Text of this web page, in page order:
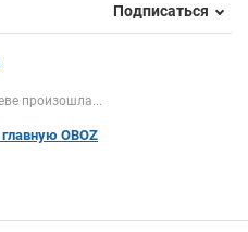
Подписаться
произошла...
OBOZ